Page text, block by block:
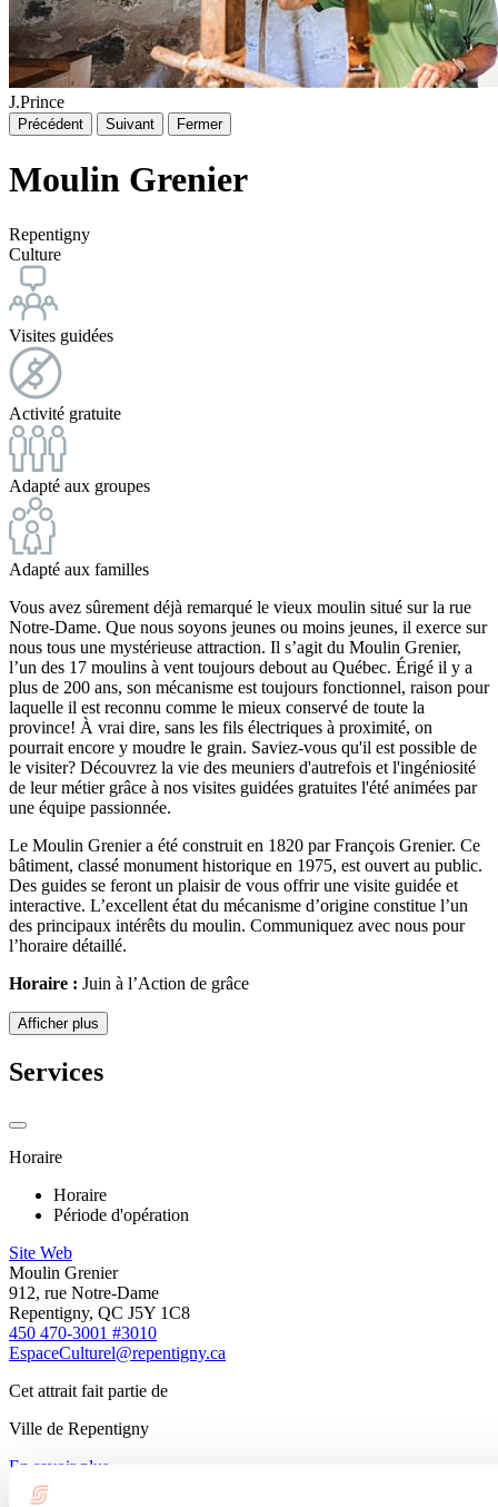
J.Prince
Précédent Suivant Fermer
Moulin Grenier
Repentigny
Culture
Visites guidées
Activité gratuite
Adapté aux groupes
Adapté aux familles
Vous avez sûrement déjà remarqué le vieux moulin situé sur la rue
Notre-Dame. Que nous soyons jeunes ou moins jeunes, il exerce sur
nous tous une mystérieuse attraction. Il s’agit du Moulin Grenier,
l’un des 17 moulins à vent toujours debout au Québec. Érigé il y a
plus de 200 ans, son mécanisme est toujours fonctionnel, raison pour
laquelle il est reconnu comme le mieux conservé de toute la
province! À vrai dire, sans les fils électriques à proximité, on
pourrait encore y moudre le grain. Saviez-vous qu'il est possible de
le visiter? Découvrez la vie des meuniers d'autrefois et l'ingéniosité
de leur métier grâce à nos visites guidées gratuites l'été animées par
une équipe passionnée.
Le Moulin Grenier a été construit en 1820 par François Grenier. Ce
bâtiment, classé monument historique en 1975, est ouvert au public.
Des guides se feront un plaisir de vous offrir une visite guidée et
interactive. L’excellent état du mécanisme d’origine constitue l’un
des principaux intérêts du moulin. Communiquez avec nous pour
l’horaire détaillé.
Horaire : Juin à l’Action de grâce
Afficher plus
Services
Horaire
Horaire
Période d'opération
Site Web
Moulin Grenier
912, rue Notre-Dame
Repentigny, QC J5Y 1C8
450 470-3001 #3010
EspaceCulturel@repentigny.ca
Cet attrait fait partie de
Ville de Repentigny
En savoir plus